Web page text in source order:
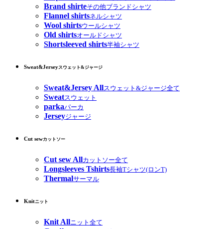
Brand shirteその他ブランドシャツ
Flannel shirtsネルシャツ
Wool shirtsウールシャツ
Old shirtsオールドシャツ
Shortsleeved shirts半袖シャツ
Sweat&Jerseyスウェット&ジャージ
Sweat&Jersey Allスウェット&ジャージ全て
Sweatスウェット
parkaパーカ
Jerseyジャージ
Cut sewカットソー
Cut sew Allカットソー全て
Longsleeves Tshirts長袖Tシャツ(ロンT)
Thermalサーマル
Knitニット
Knit Allニット全て